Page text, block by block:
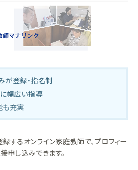
が登録・指名制
幅広い指導
も充実
するオンライン家庭教師で、プロフィー
申し込みできます。